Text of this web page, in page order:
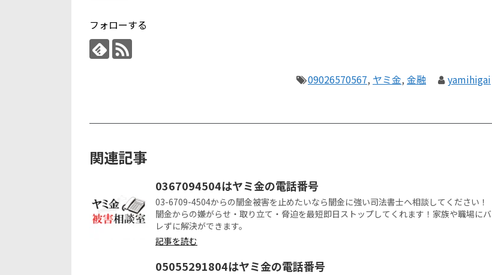
フォローする
09026570567, ヤミ金,金融 yamihigai
関連記事
0367094504はヤミ金の電話番号
03-6709-4504からの闇金被害を止めたいなら闇金に強い司法書士へ相談してください！
闇金からの嫌がらせ・取り立て・脅迫を最短即日ストップしてくれます！家族や職場にバ
レずに解決ができます。
記事を読む
05055291804はヤミ金の電話番号